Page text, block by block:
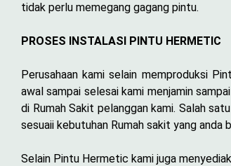
tidak perlu memegang gagang pintu.
PROSES INSTALASI PINTU HERMETIC
Perusahaan kami selain memproduksi
awal sampai selesai kami menjamin
di Rumah Sakit pelanggan kami. Salah
sesuaii kebutuhan Rumah sakit yang anda
Selain Pintu Hermetic kami juga